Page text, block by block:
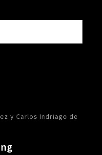
y Carlos Indriago de